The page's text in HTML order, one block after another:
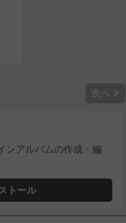
次へ 
アルバムの作成・編
トール